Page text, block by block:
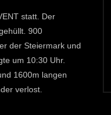
statt. Der
900
der Steiermark und
um 10:30 Uhr.
1600m langen
verlost.